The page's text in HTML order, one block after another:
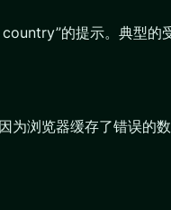
的提示。典型的
浏览器缓存了错误的